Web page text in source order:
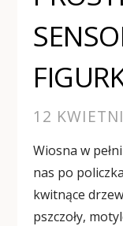
12
Wiosna w
nas po
kwitnące
pszczoły,